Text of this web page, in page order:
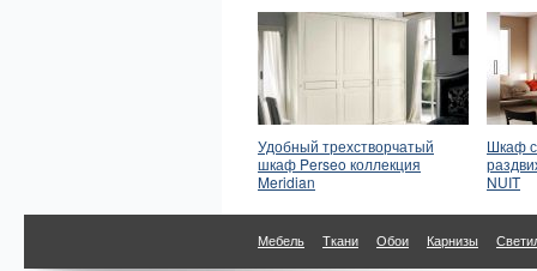
Удобный трехстворчатый
шкаф Perseo коллекция
Meridian
Шкаф
NUIT
Мебель Ткани Обои Карнизы